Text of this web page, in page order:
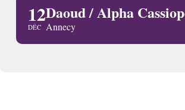
12
DÉC
Daoud / Alpha
Annecy